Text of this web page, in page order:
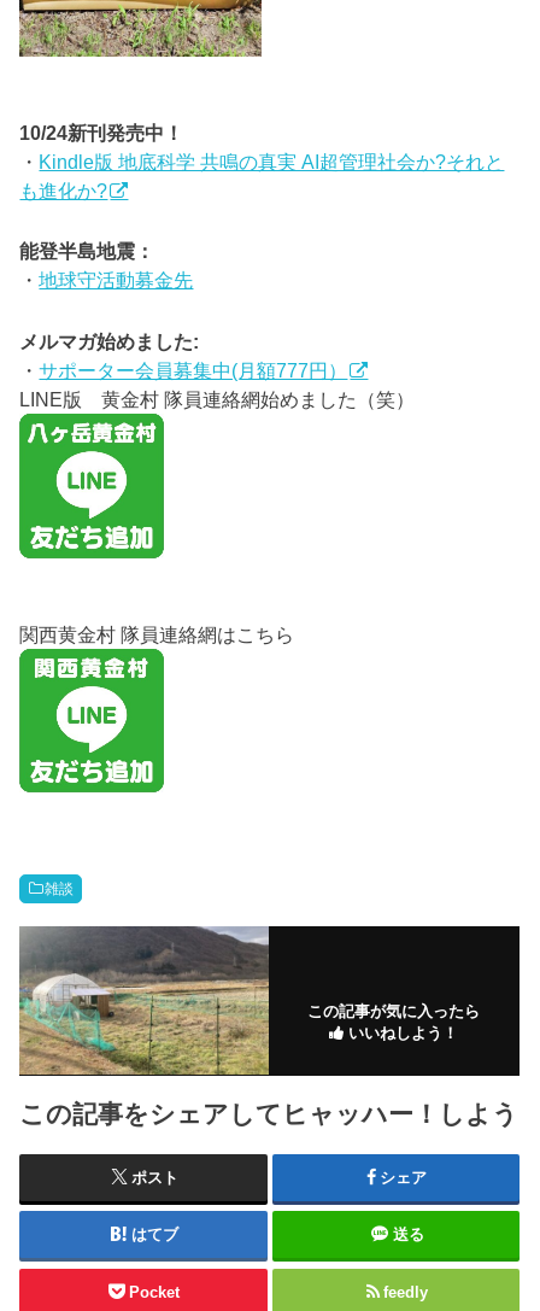
10/24新刊発売中！
・ Kindle版 地底科学 共鳴の真実 AI超管理社会か?それと
も進化か?
能登半島地震：
・地球守活動募金先
メルマガ始めました:
・サポーター会員募集中(月額777円）
LINE版 黄金村 隊員連絡網始めました（笑）
関西黄金村 隊員連絡網はこちら
雑談
この記事が気に入ったら
いいねしよう！
この記事をシェアしてヒャッハー！しよう
ポスト シェア
はてブ 送る
Pocket feedly